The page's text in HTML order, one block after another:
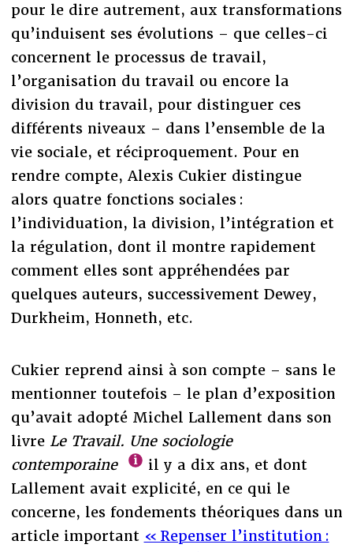
pour le dire autrement, aux transformations
qu’induisent ses évolutions – que celles-ci
concernent le processus de travail,
l’organisation du travail ou encore la
division du travail, pour distinguer ces
différents niveaux – dans l’ensemble de la
vie sociale, et réciproquement. Pour en
rendre compte, Alexis Cukier distingue
alors quatre fonctions sociales :
l’individuation, la division, l’intégration et
la régulation, dont il montre rapidement
comment elles sont appréhendées par
quelques auteurs, successivement Dewey,
Durkheim, Honneth, etc.
Cukier reprend ainsi à son compte – sans le
mentionner toutefois – le plan d’exposition
qu’avait adopté Michel Lallement dans son
livre Le Travail. Une sociologie
contemporaine
il y a dix ans, et dont
Lallement avait explicité, en ce qui le
concerne, les fondements théoriques dans un
article important « Repenser l’institution :